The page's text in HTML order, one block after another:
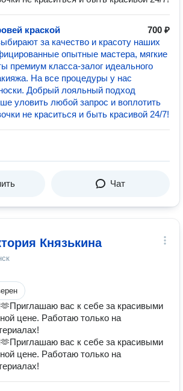
краской
700 ₽
за качество и красоту наших
опытные мастера, мягкие
премиум класса-залог идеального
На все процедуры у нас
Добрый лояльный подход
уловить любой запрос и воплотить
не краситься и быть красивой 24/7!
Чат
Князькина
вас к себе за красивыми
цене. Работаю только на
вас к себе за красивыми
цене. Работаю только на